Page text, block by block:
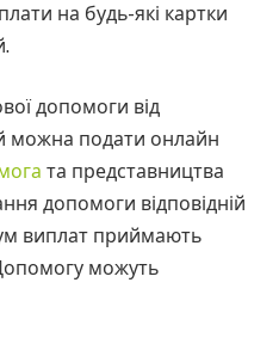
на будь-які картки
допомоги від
можна подати онлайн
та представництва
допомоги відповідній
виплат приймають
можуть